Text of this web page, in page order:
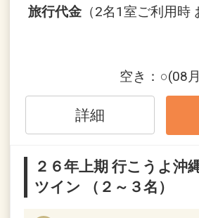
※早期申込期間を過ぎて
数の内訳・客室タイプ・
ン・氏名・人員・泊数の
があった場合、早期申込
ません。
※他の割引との併用はでき
ーからお進みいただいた
「空室照会結果確認画面」
さい。
旅行代金 （2名1室ご利用時
空き： ○(08
詳細
２６年上期 行こうよ沖
ツイン （２～３名）